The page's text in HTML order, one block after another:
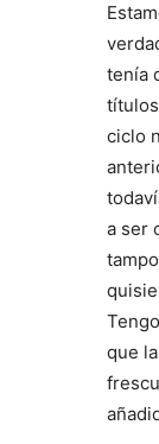
tenía
ciclo
a ser
que